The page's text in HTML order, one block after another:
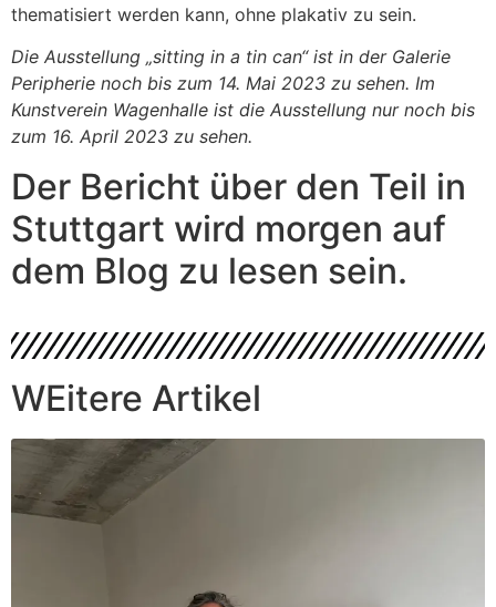
thematisiert werden kann, ohne plakativ zu sein.
Die Ausstellung „sitting in a tin can“ ist in der Galerie
Peripherie noch bis zum 14. Mai 2023 zu sehen. Im
Kunstverein Wagenhalle ist die Ausstellung nur noch bis
zum 16. April 2023 zu sehen.
Der Bericht über den Teil in
Stuttgart wird morgen auf
dem Blog zu lesen sein.
WEitere Artikel